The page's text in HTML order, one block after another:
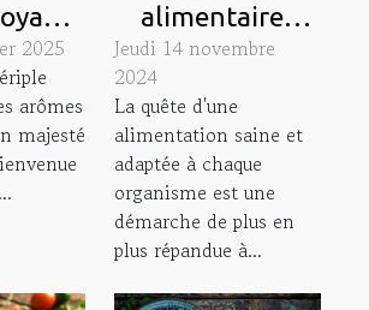
des
2025
arômes
majesté
alimentaires
saines pour les
intolérances
comment
cuisiner sans
allergènes
Jeudi 14 novembre
2024
La quête d'une
alimentation saine et
adaptée à chaque
organisme est une
démarche de plus en
plus répandue à...